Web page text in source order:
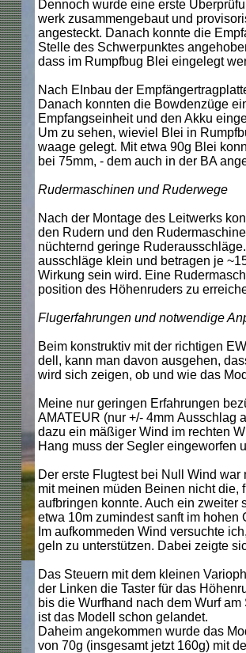
Dennoch wurde eine erste
werk zusammengebaut und
angesteckt. Danach konnte die
Stelle des Schwerpunktes
dass im Rumpfbug Blei eingelegt
Nach EInbau der
Danach konnten die Bowdenzüge
Empfangseinheit und den Akku
Um zu sehen, wieviel Blei in
waage gelegt. Mit etwa 90g Blei
bei 75mm, - dem auch in der BA
Rudermaschinen und Ruderwege
Nach der Montage des Leitwerks
den Rudern und den
nüchternd geringe
ausschläge klein und betragen je
Wirkung sein wird. Eine
position des Höhenruders zu
Flugerfahrungen und notwendige
Beim konstruktiv mit der richtigen
dell, kann man davon ausgehen,
wird sich zeigen, ob und wie das
Meine nur geringen Erfahrungen
AMATEUR (nur +/- 4mm Ausschlag
dazu ein mäßiger Wind im rechten
Hang muss der Segler eingeworfen
Der erste Flugtest bei Null Wind
mit meinen müden Beinen nicht
aufbringen konnte. Auch ein zweiter
etwa 10m zumindest sanft im
Im aufkommeden Wind versuchte
geln zu unterstützen. Dabei zeigte
Das Steuern mit dem kleinen
der Linken die Taster für das
bis die Wurfhand nach dem Wurf
ist das Modell schon gelandet.
Daheim angekommen wurde das
von 70g (insgesamt jetzt 160g) mit